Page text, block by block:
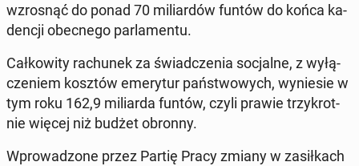
wzro­snąć do ponad 70 mi­liar­dów funtów do końca ka­
den­cji obec­ne­go par­la­men­tu.
Cał­ko­wi­ty ra­chu­nek za świad­cze­nia so­cjal­ne, z wy­łą­
cze­niem kosztów eme­ry­tur pań­stwo­wych, wy­nie­sie w
tym roku 162,9 mi­liar­da funtów, czyli prawie trzy­krot­
nie więcej niż budżet obronny.
Wpro­wa­dzo­ne przez Partię Pracy zmiany w za­sił­kach